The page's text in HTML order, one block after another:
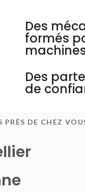
Des
formés
Des
de
PRÈS DE CHEZ